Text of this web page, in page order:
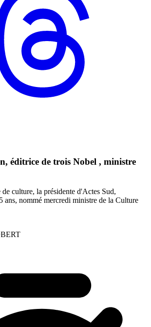
éditrice de trois Nobel , ministre
culture, la présidente d'Actes Sud,
ans, nommé mercredi ministre de la Culture